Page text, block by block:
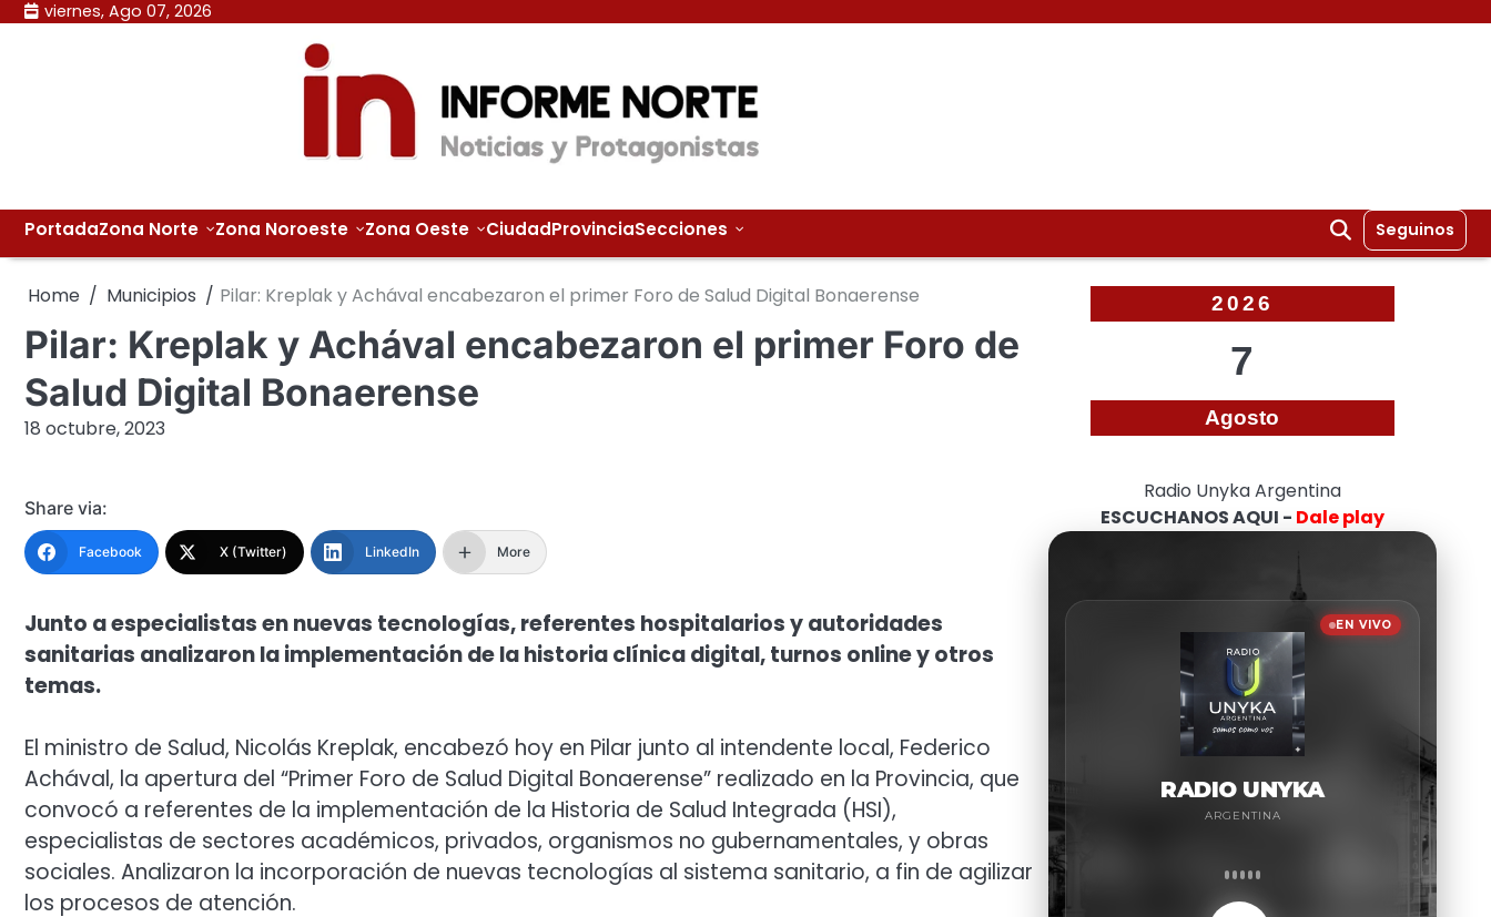
Skip viernes, Ago 07, 2026
PortadaZona Norte Zona Noroeste Zona Oeste CiudadProvinciaSecciones Seguinos
Home Municipios Pilar: Kreplak y Achával encabezaron el primer Foro de Salud Digital Bonaerense
Pilar: Kreplak y Achával encabezaron el primer Foro de
Salud Digital Bonaerense
18 octubre, 2023
Share via:
Facebook X (Twitter) LinkedIn More
Junto a especialistas en nuevas tecnologías, referentes hospitalarios y autoridades
sanitarias analizaron la implementación de la historia clínica digital, turnos online y otros
temas.
El ministro de Salud, Nicolás Kreplak, encabezó hoy en Pilar junto al intendente local, Federico
Achával, la apertura del “Primer Foro de Salud Digital Bonaerense” realizado en la Provincia, que
convocó a referentes de la implementación de la Historia de Salud Integrada (HSI),
especialistas de sectores académicos, privados, organismos no gubernamentales, y obras
sociales. Analizaron la incorporación de nuevas tecnologías al sistema sanitario, a fin de agilizar
los procesos de atención.
2026
7
Agosto
Radio Unyka Argentina
ESCUCHANOS AQUI - Dale play